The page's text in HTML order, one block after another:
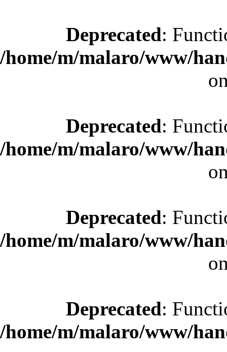
Deprecated:
/home/m/malaro/www/
Deprecated:
/home/m/malaro/www/
Deprecated:
/home/m/malaro/www/
Deprecated:
/home/m/malaro/www/